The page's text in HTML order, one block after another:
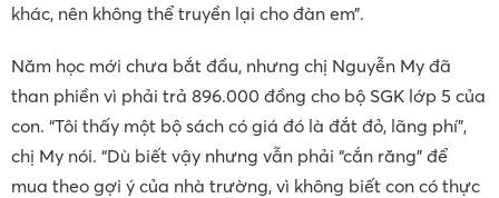
khác, nên không thể truyền lại cho đàn em”.
Năm học mới chưa bắt đầu, nhưng chị Nguyễn My đã
than phiền vì phải trả 896.000 đồng cho bộ SGK lớp 5 của
con. “Tôi thấy một bộ sách có giá đó là đắt đỏ, lãng phí”,
chị My nói. “Dù biết vậy nhưng vẫn phải “cắn răng” để
mua theo gợi ý của nhà trường, vì không biết con có thực